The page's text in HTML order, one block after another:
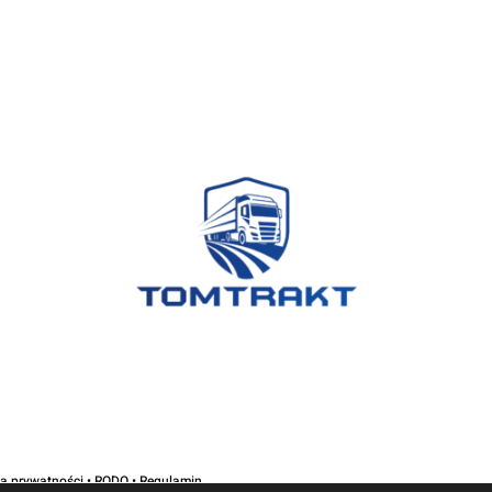
prywatności • RODO • Regulamin